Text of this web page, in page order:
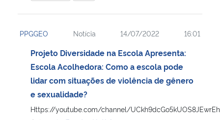
Ministério da Mulher, da Família e dos Direitos Humanos
Secretaria-Geral
PPGGEO Notícia 14/07/2022 16:01
Projeto Diversidade na Escola Apresenta:
Escola Acolhedora: Como a escola pode
lidar com situações de violência de gênero
e sexualidade?
Https://youtube.com/channel/